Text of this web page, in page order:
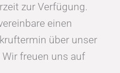
zur Verfügung.
einen
über unser
Wir freuen uns auf